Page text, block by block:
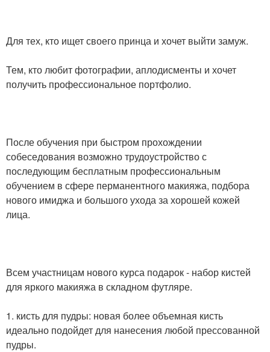
Для тех, кто ищет своего принца и хочет выйти замуж.
Тем, кто любит фотографии, аплодисменты и хочет
получить профессиональное портфолио.
После обучения при быстром прохождении
собеседования возможно трудоустройство с
последующим бесплатным профессиональным
обучением в сфере перманентного макияжа, подбора
нового имиджа и большого ухода за хорошей кожей
лица.
Всем участницам нового курса подарок - набор кистей
для яркого макияжа в складном футляре.
1. кисть для пудры: новая более объемная кисть
идеально подойдет для нанесения любой прессованной
пудры.